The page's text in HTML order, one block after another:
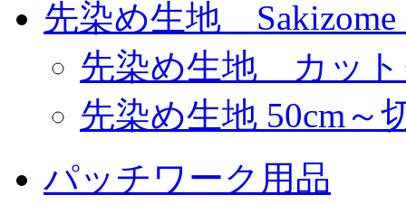
先染め生地 Sakizome
先染め生地 カット
先染め生地 50cm～
パッチワーク用品